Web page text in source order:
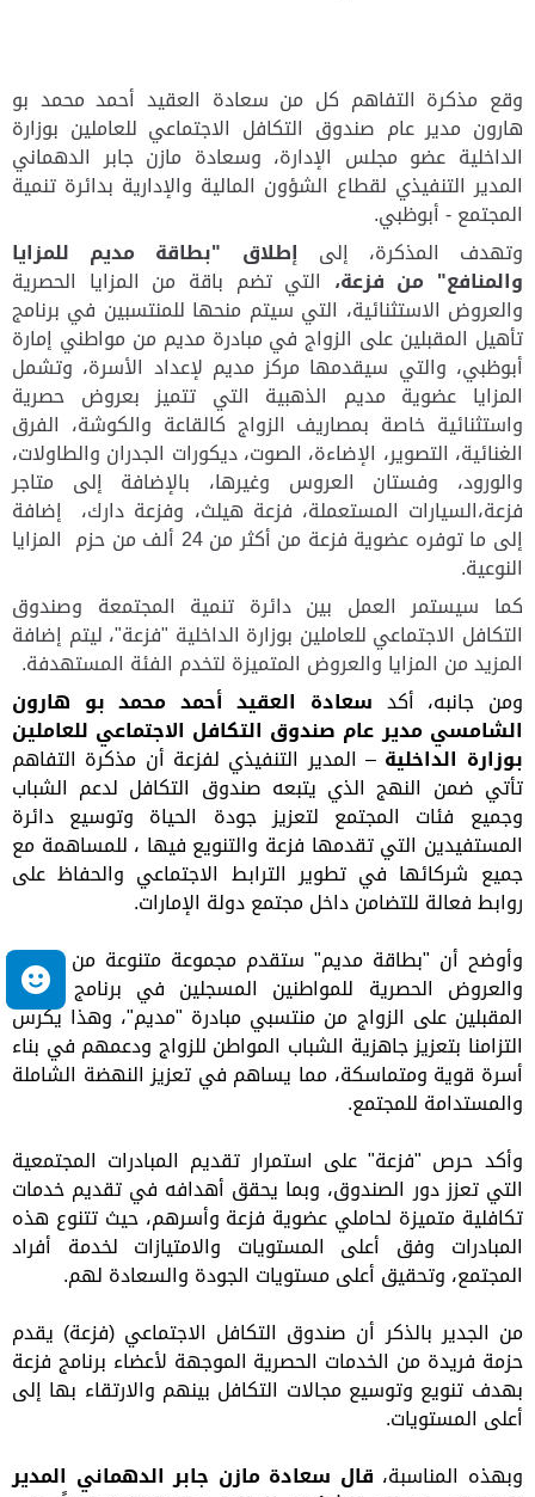
وقع مذكرة التفاهم كل من سعادة العقيد أحمد محمد بو
هارون مدير عام صندوق التكافل الاجتماعي للعاملين بوزارة
الداخلية عضو مجلس الإدارة، وسعادة مازن جابر الدهماني
المدير التنفيذي لقطاع الشؤون المالية والإدارية بدائرة تنمية
المجتمع - أبوظبي.
وتهدف المذكرة، إلى إطلاق "بطاقة مديم للمزايا
والمنافع" من فزعة، التي تضم باقة من المزايا الحصرية
والعروض الاستثنائية، التي سيتم منحها للمنتسبين في برنامج
تأهيل المقبلين على الزواج في مبادرة مديم من مواطني إمارة
أبوظبي، والتي سيقدمها مركز مديم لإعداد الأسرة، وتشمل
المزايا عضوية مديم الذهبية التي تتميز بعروض حصرية
واستثنائية خاصة بمصاريف الزواج كالقاعة والكوشة، الفرق
الغنائية، التصوير، الإضاءة، الصوت، ديكورات الجدران والطاولات،
والورود، وفستان العروس وغيرها، بالإضافة إلى متاجر
فزعة،السيارات المستعملة، فزعة هيلث، وفزعة دارك، إضافة
إلى ما توفره عضوية فزعة من أكثر من 24 ألف من حزم المزايا
النوعية.
كما سيستمر العمل بين دائرة تنمية المجتمعة وصندوق
التكافل الاجتماعي للعاملين بوزارة الداخلية "فزعة"، ليتم إضافة
المزيد من المزايا والعروض المتميزة لتخدم الفئة المستهدفة.
ومن جانبه، أكد سعادة العقيد أحمد محمد بو هارون
الشامسي مدير عام صندوق التكافل الاجتماعي للعاملين
بوزارة الداخلية – المدير التنفيذي لفزعة أن مذكرة التفاهم
تأتي ضمن النهج الذي يتبعه صندوق التكافل لدعم الشباب
وجميع فئات المجتمع لتعزيز جودة الحياة وتوسيع دائرة
المستفيدين التي تقدمها فزعة والتنويع فيها ، للمساهمة مع
جميع شركائها في تطوير الترابط الاجتماعي والحفاظ على
روابط فعالة للتضامن داخل مجتمع دولة الإمارات.
وأوضح أن "بطاقة مديم" ستقدم مجموعة متنوعة من المزايا
والعروض الحصرية للمواطنين المسجلين في برنامج تأهيل
المقبلين على الزواج من منتسبي مبادرة "مديم"، وهذا يكرس
التزامنا بتعزيز جاهزية الشباب المواطن للزواج ودعمهم في بناء
أسرة قوية ومتماسكة، مما يساهم في تعزيز النهضة الشاملة
والمستدامة للمجتمع.
وأكد حرص "فزعة" على استمرار تقديم المبادرات المجتمعية
التي تعزز دور الصندوق، وبما يحقق أهدافه في تقديم خدمات
تكافلية متميزة لحاملي عضوية فزعة وأسرهم، حيث تتنوع هذه
المبادرات وفق أعلى المستويات والامتيازات لخدمة أفراد
المجتمع، وتحقيق أعلى مستويات الجودة والسعادة لهم.
من الجدير بالذكر أن صندوق التكافل الاجتماعي (فزعة) يقدم
حزمة فريدة من الخدمات الحصرية الموجهة لأعضاء برنامج فزعة
بهدف تنويع وتوسيع مجالات التكافل بينهم والارتقاء بها إلى
أعلى المستويات.
وبهذه المناسبة، قال سعادة مازن جابر الدهماني المدير